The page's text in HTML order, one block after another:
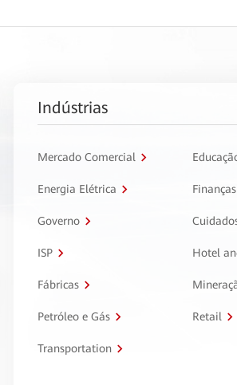
Indústrias
Mercado Comercial
Energia Elétrica Finanças
Governo
ISP Hotel
Fábricas
Petróleo e Gás Retail
Transportation